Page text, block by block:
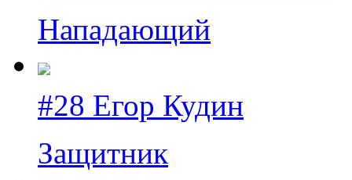
Нападающий
#28 Егор Кудин
Защитник